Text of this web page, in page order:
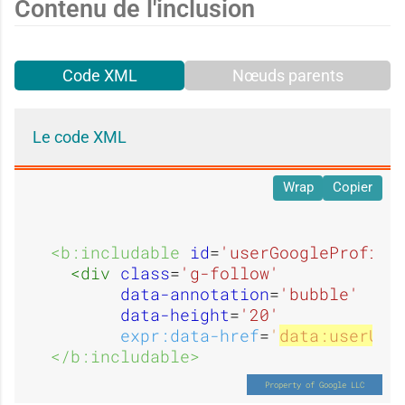
d
'
u
s
a
'
u
s
a
e
d
'
u
e
d
'
u
Contenu de l'inclusion
Code XML Nœuds parents
Le code XML
<b:includable id=
<div class= 'g-follow'
data-annotation= 'bubble'
data-height= '20'
expr:data-href= ' data:userUrl
</b:includable>
Wrap Copier